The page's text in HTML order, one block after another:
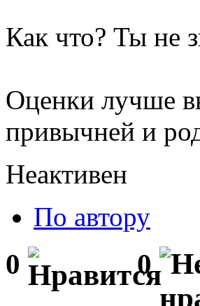
Как что? Ты не
Оценки лучше
привычней и
Неактивен
По автору
0 0